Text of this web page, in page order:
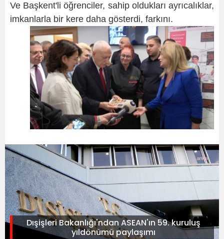
Ve Başkent'li öğrenciler, sahip oldukları ayrıcalıklar,
imkanlarla bir kere daha gösterdi, farkını.
Dışişleri Bakanlığı'ndan ASEAN'ın 59. kuruluş
yıldönümü paylaşımı